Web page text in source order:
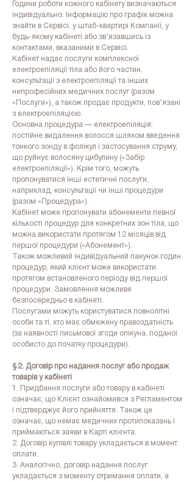
Години роботи кожного кабінету визначаються
індивідуально. Інформацію про графік можна
знайти в Сервісі, у штаб-квартирі Компанії, у
будь-якому кабінеті або зв’язавшись із
контактами, вказаними в Сервісі.
Кабінет надає послуги комплексної
електроепіляції тіла або його частин,
консультації з електроепіляції та інших
непрофесійних медичних послуг (разом
«Послуги»), а також продає продукти, пов’язані
з електроепіляцією.
Основна процедура — електроепіляція:
постійне видалення волосся шляхом введення
тонкого зонду в фолікул і застосування струму,
що руйнує волосяну цибулину («Забір
електроепіляції»). Крім того, можуть
пропонуватися інші естетичні послуги,
наприклад, консультації чи інші процедури
(разом «Процедура»).
Кабінет може пропонувати абонементи певної
кількості процедур для конкретних зон тіла, що
можна використати протягом 12 місяців від
першої процедури («Абонемент»).
Також можливий індивідуальний пакунок годин
процедур, який клієнт може використати
протягом встановленого періоду від першої
процедури. Замовлення можливе
безпосередньо в кабінеті.
Послугами можуть користуватися повнолітні
особи та ті, хто має обмежену правоздатність
(за наявності письмової згоди опікуна, поданої
особисто до початку процедури).
§ 2. Договір про надання послуг або продаж
товарів у кабінеті
1. Придбання послуги або товару в кабінеті
означає, що Клієнт ознайомився з Регламентом
і підтверджує його прийняття. Також це
означає, що немає медичних протипоказань і
приймаються заяви в Карті клієнта.
2. Договір купівлі товару укладається в момент
оплати.
3. Аналогічно, договір надання послуг
укладається з моменту отримання оплати, а